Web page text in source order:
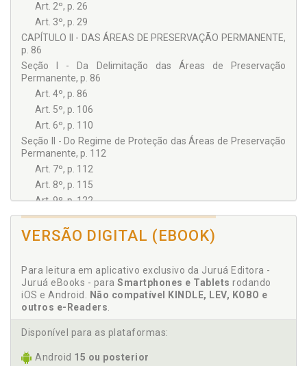
Art. 2º, p. 26
Art. 3º, p. 29
CAPÍTULO II - DAS ÁREAS DE PRESERVAÇÃO PERMANENTE,
p. 86
Seção I - Da Delimitação das Áreas de Preservação
Permanente, p. 86
Art. 4º, p. 86
Art. 5º, p. 106
Art. 6º, p. 110
Seção II - Do Regime de Proteção das Áreas de Preservação
Permanente, p. 112
Art. 7º, p. 112
Art. 8º, p. 115
Art. 9º, p. 122
CAPÍTULO III - DAS ÁREAS DE USO RESTRITO, p. 122
Art. 10, p. 122
CAPÍTULO III-A - DO USO ECOLOGICAMENTE SUSTENTÁVEL
DOS APICUNS E SALGADOS, p. 125
Art. 11-A, p. 125
CAPÍTULO IV - DA ÁREA DE RESERVA LEGAL, p. 135
Seção I - Da Delimitação da Área de Reserva Legal, p. 135
Art. 12, p. 135
Art. 13, p. 142
VERSÃO DIGITAL (EBOOK)
Para leitura em aplicativo exclusivo da Juruá Editora -
Juruá eBooks - para Smartphones e Tablets rodando
iOS e Android. Não compatível KINDLE, LEV, KOBO e
outros e-Readers.
Disponível para as plataformas:
Android 15 ou posterior